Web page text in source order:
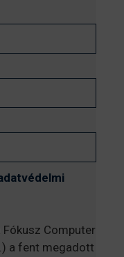
Fókusz Computer
a fent megadott